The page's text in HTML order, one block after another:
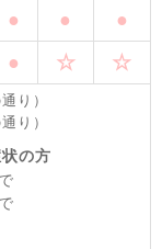
● ● ●
● ☆ ☆
り）
り）
の方